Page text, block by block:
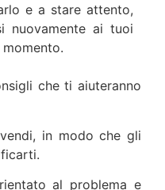
e a stare attento,
nuovamente ai tuoi
che ti aiuteranno
in modo che gli
al problema e